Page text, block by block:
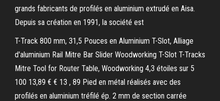
grands fabricants de profilés en aluminium extrudé en Aisa.
Depuis sa création en 1991, la société est
T-Track 800 mm, 31,5 Pouces en Aluminium T-Slot, Alliage
d'aluminium Rail Mitre Bar Slider Woodworking T-Slot T-Tracks
Mitre Tool for Router Table, Woodworking 4,3 étoiles sur 5
100 13,89 € € 13 , 89 Pied en métal réalisés avec des
profilés en aluminium tréfilé ép. 2 mm de section carrée